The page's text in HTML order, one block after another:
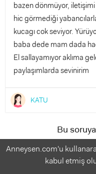
bazen dönmüyor, iletişimi
hic görmediği
kucagı cok seviyor.
baba dede mam dada
El sallayamıyor aklıma
paylaşımlarda sevinirim
KATU
Bu
Anneler
Anneysen.com'u
kabul etmiş